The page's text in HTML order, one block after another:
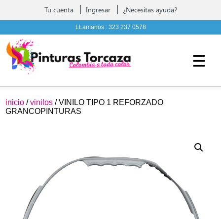
Contáctenos
LLamanos : 323 237 0578
Tu cuenta Ingresar ¿Necesitas ayuda?
☰
inicio /vinilos / VINILO TIPO 1 REFORZADO
GRANCOPINTURAS